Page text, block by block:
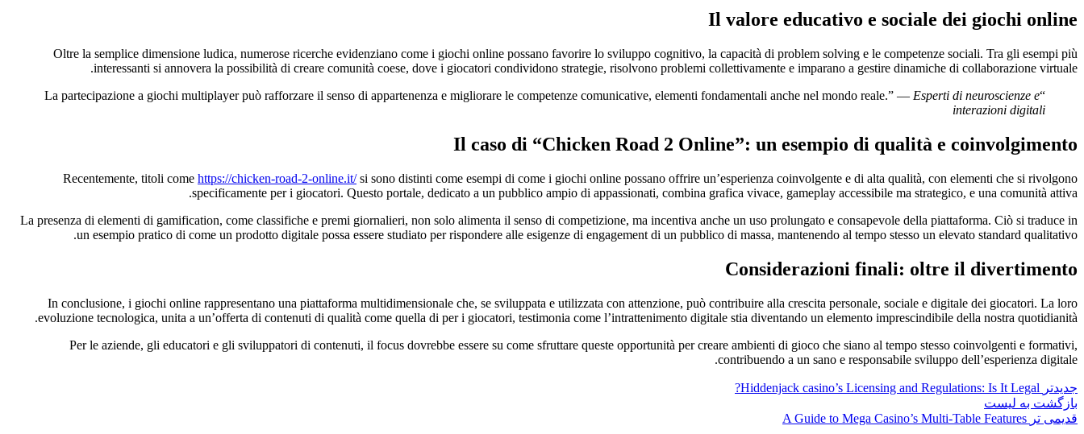
Il valore educativo e sociale dei giochi online
Oltre la semplice dimensione ludica, numerose ricerche evidenziano come i giochi online possano favorire lo sviluppo cognitivo, la capacità di problem solving e le competenze sociali. Tra gli esempi più
interessanti si annovera la possibilità di creare comunità coese, dove i giocatori condividono strategie, risolvono problemi collettivamente e imparano a gestire dinamiche di collaborazione virtuale.
“La partecipazione a giochi multiplayer può rafforzare il senso di appartenenza e migliorare le competenze comunicative, elementi fondamentali anche nel mondo reale.” —
Esperti di neuroscienze e
interazioni digitali
Il caso di “Chicken Road 2 Online”: un esempio di qualità e coinvolgimento
Recentemente, titoli come https://chicken-road-2-online.it/si sono distinti come esempi di come i giochi online possano offrire un’esperienza coinvolgente e di alta qualità, con elementi che si rivolgono
specificamente per i giocatori. Questo portale, dedicato a un pubblico ampio di appassionati, combina grafica vivace, gameplay accessibile ma strategico, e una comunità attiva.
La presenza di elementi di gamification, come classifiche e premi giornalieri, non solo alimenta il senso di competizione, ma incentiva anche un uso prolungato e consapevole della piattaforma. Ciò si traduce in
un esempio pratico di come un prodotto digitale possa essere studiato per rispondere alle esigenze di engagement di un pubblico di massa, mantenendo al tempo stesso un elevato standard qualitativo.
Considerazioni finali: oltre il divertimento
In conclusione, i giochi online rappresentano una piattaforma multidimensionale che, se sviluppata e utilizzata con attenzione, può contribuire alla crescita personale, sociale e digitale dei giocatori. La loro
evoluzione tecnologica, unita a un’offerta di contenuti di qualità come quella di per i giocatori, testimonia come l’intrattenimento digitale stia diventando un elemento imprescindibile della nostra quotidianità.
Per le aziende, gli educatori e gli sviluppatori di contenuti, il focus dovrebbe essere su come sfruttare queste opportunità per creare ambienti di gioco che siano al tempo stesso coinvolgenti e formativi,
contribuendo a un sano e responsabile sviluppo dell’esperienza digitale.
جدیدتر Hiddenjack casino’s Licensing and Regulations: Is It Legal?
بازگشت به لیست
قدیمی تر A Guide to Mega Casino’s Multi-Table Features